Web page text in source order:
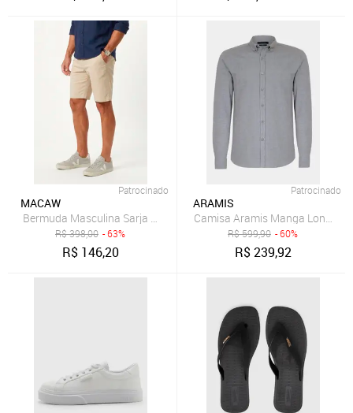
Patrocinado
MACAW
R$398,00 - 63%
R$ 146,20
Patrocinado
ARAMIS
Camisa Aramis Manga Longa
R$599,90 - 60%
R$239,92